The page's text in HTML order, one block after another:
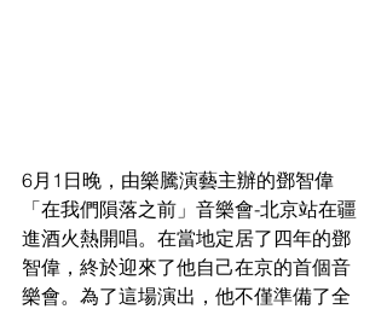
6月1日晚，由樂騰演藝主辦的鄧智偉
「在我們隕落之前」音樂會-北京站在疆
進酒火熱開唱。在當地定居了四年的鄧
智偉，終於迎來了他自己在京的首個音
樂會。為了這場演出，他不僅準備了全